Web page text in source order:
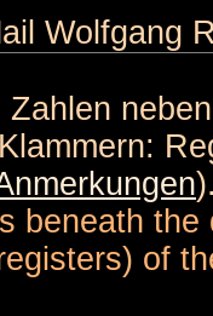
Wolfgang
beneath
of